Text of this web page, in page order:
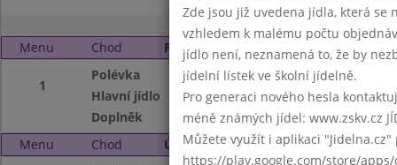
Menu Chod Pondělí 1. 6. 2009
1
Polévka
S játrovou rýží
Hlavní jídlo
Hrachová kaše,
Doplněk
kokosáček,
Menu
Chod Úterý 2. 6. 2009
Zde jsou již uvedena jídla, která se
vzhledem k malému počtu
jídlo není, neznamená to, že by
jídelní lístek ve školní jídelně.
Pro generaci nového hesla
méně známých jídel: www.zskv.cz
Můžete využít i aplikaci
https://play.google.com/store/